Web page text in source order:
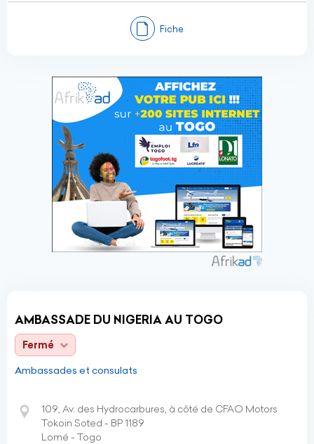
Fiche
AMBASSADE DU NIGERIA AU TOGO
Fermé
Ambassades et consulats
109, Av. des Hydrocarbures, à côté de CFAO Motors
Tokoin Soted - BP 1189
Lomé - Togo